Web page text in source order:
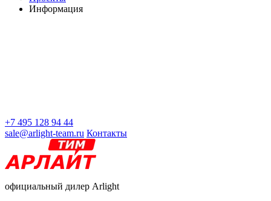
Информация
+7 495 128 94 44
sale@arlight-team.ru Контакты
официальный дилер Arlight